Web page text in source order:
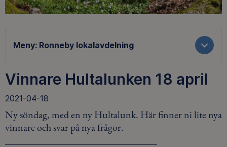
Meny: Ronneby lokalavdelning
Vinnare Hultalunken 18 april
2021-04-18
Ny söndag, med en ny Hultalunk. Här finner ni lite nya
vinnare och svar på nya frågor.